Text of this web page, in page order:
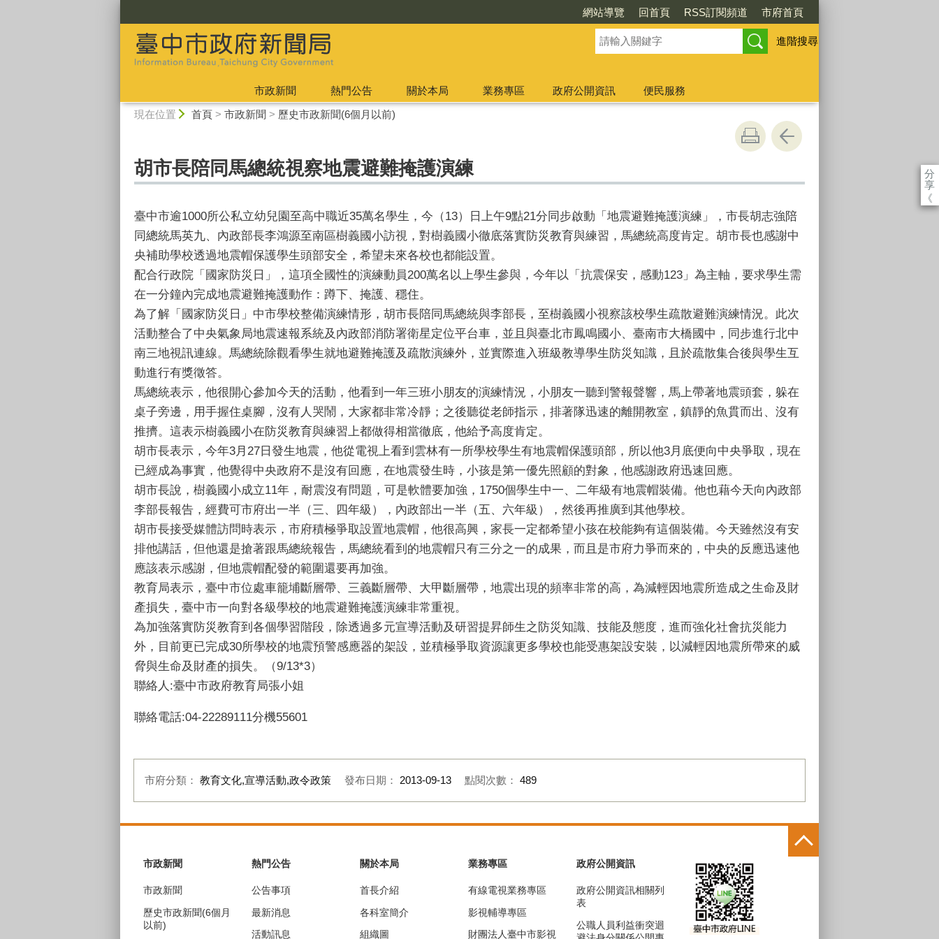
網站導覽 回首頁 RSS訂閱頻道 市府首頁
進階搜尋
市政新聞 熱門公告 關於本局 業務專區 政府公開資訊
便民服務
現在位置 首頁> 市政新聞 > 歷史市政新聞(6個月以前)
分
享
《
胡市長陪同馬總統視察地震避難掩護演練
臺中市逾1000所公私立幼兒園至高中職近35萬名學生，今（13）日上午9點21分同步啟動「地震避難掩護演練」，市長胡志強陪
同總統馬英九、內政部長李鴻源至南區樹義國小訪視，對樹義國小徹底落實防災教育與練習，馬總統高度肯定。胡市長也感謝中
央補助學校透過地震帽保護學生頭部安全，希望未來各校也都能設置。
配合行政院「國家防災日」，這項全國性的演練動員200萬名以上學生參與，今年以「抗震保安，感動123」為主軸，要求學生需
在一分鐘內完成地震避難掩護動作：蹲下、掩護、穩住。
為了解「國家防災日」中市學校整備演練情形，胡市長陪同馬總統與李部長，至樹義國小視察該校學生疏散避難演練情況。此次
活動整合了中央氣象局地震速報系統及內政部消防署衛星定位平台車，並且與臺北市鳳鳴國小、臺南市大橋國中，同步進行北中
南三地視訊連線。馬總統除觀看學生就地避難掩護及疏散演練外，並實際進入班級教導學生防災知識，且於疏散集合後與學生互
動進行有獎徵答。
馬總統表示，他很開心參加今天的活動，他看到一年三班小朋友的演練情況，小朋友一聽到警報聲響，馬上帶著地震頭套，躲在
桌子旁邊，用手握住桌腳，沒有人哭鬧，大家都非常冷靜；之後聽從老師指示，排著隊迅速的離開教室，鎮靜的魚貫而出、沒有
推擠。這表示樹義國小在防災教育與練習上都做得相當徹底，他給予高度肯定。
胡市長表示，今年3月27日發生地震，他從電視上看到雲林有一所學校學生有地震帽保護頭部，所以他3月底便向中央爭取，現在
已經成為事實，他覺得中央政府不是沒有回應，在地震發生時，小孩是第一優先照顧的對象，他感謝政府迅速回應。
胡市長說，樹義國小成立11年，耐震沒有問題，可是軟體要加強，1750個學生中一、二年級有地震帽裝備。他也藉今天向內政部
李部長報告，經費可市府出一半（三、四年級），內政部出一半（五、六年級），然後再推廣到其他學校。
胡市長接受媒體訪問時表示，市府積極爭取設置地震帽，他很高興，家長一定都希望小孩在校能夠有這個裝備。今天雖然沒有安
排他講話，但他還是搶著跟馬總統報告，馬總統看到的地震帽只有三分之一的成果，而且是市府力爭而來的，中央的反應迅速他
應該表示感謝，但地震帽配發的範圍還要再加強。
教育局表示，臺中市位處車籠埔斷層帶、三義斷層帶、大甲斷層帶，地震出現的頻率非常的高，為減輕因地震所造成之生命及財
產損失，臺中市一向對各級學校的地震避難掩護演練非常重視。
為加強落實防災教育到各個學習階段，除透過多元宣導活動及研習提昇師生之防災知識、技能及態度，進而強化社會抗災能力
外，目前更已完成30所學校的地震預警感應器的架設，並積極爭取資源讓更多學校也能受惠架設安裝，以減輕因地震所帶來的威
脅與生命及財產的損失。（9/13*3）
聯絡人:臺中市政府教育局張小姐
聯絡電話:04-22289111分機55601
市府分類： 教育文化,宣導活動,政令政策 發布日期： 2013-09-13 點閱次數： 489
市政新聞
市政新聞
歷史市政新聞(6個月
以前)
熱門公告
公告事項
最新消息
活動訊息
關於本局
首長介紹
各科室簡介
組織圖
業務專區
有線電視業務專區
影視輔導專區
財團法人臺中市影視
政府公開資訊
政府公開資訊相關列
表
公職人員利益衝突迴